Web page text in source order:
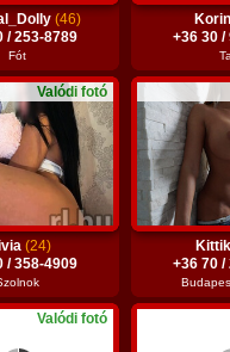
(46)
/ 253-8789
Fót
+36 30 /
Valódi fotó
(24)
/ 358-4909
+36 70 /
Valódi fotó